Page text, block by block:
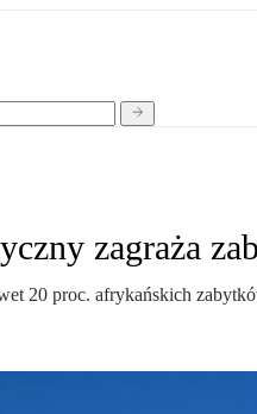
zagraża
20 proc. afrykańskich